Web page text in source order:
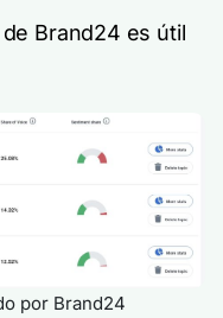
Brand24 es útil
por Brand24